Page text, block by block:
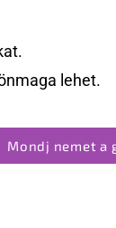
lehet.
Mondj nemet a